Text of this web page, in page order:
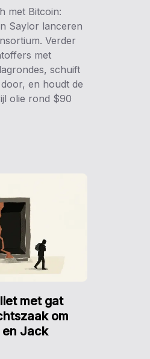
met Bitcoin:
Saylor lanceren
Verder
met
schuift
en houdt de
olie rond $90
met gat
om
en Jack